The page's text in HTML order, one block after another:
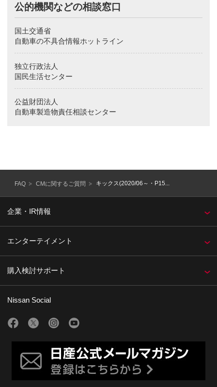
improving our customer handling and quality.
Also, we would like you to understand that there will be
necessary information and ask the respective sales company
etc. to contact you for an issue which we determine is
of personal information is written in Nissan Motor Company
Homepage（www.nissan.co.jp
customer service, retailer or product inquiries received via e-
mail.
公的機関などの相談窓口
国土交通省
自動車の不具合情報ホットライン
独立行政法人
国民生活センター
公益財団法人
自動車製造物責任相談センター
FAQ CMに関するご質問 キックス(2020/06～・P15...
企業・IR情報
エンターテイメント
購入検討サポート
Nissan Social